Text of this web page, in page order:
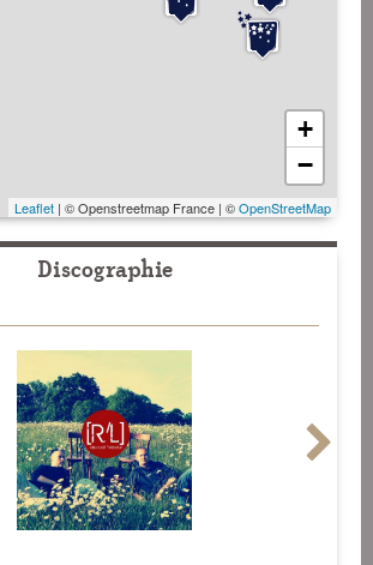
+
−
Leaflet | © Openstreetmap France | ©OpenStreetMap
Discographie